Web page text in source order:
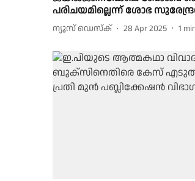
പരിചയമില്ലെന്ന് ശോഭ
ന്യൂസ് ഡെസ്ക് 28 Apr 2025 1